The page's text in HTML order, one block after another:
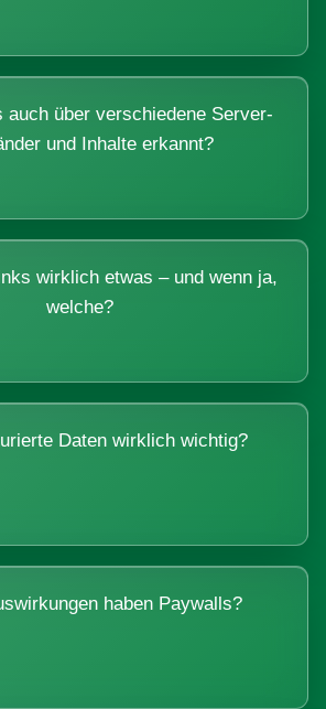
auch über verschiedene Server-
und Inhalte erkannt?
wirklich etwas – und wenn ja,
welche?
Daten wirklich wichtig?
haben Paywalls?